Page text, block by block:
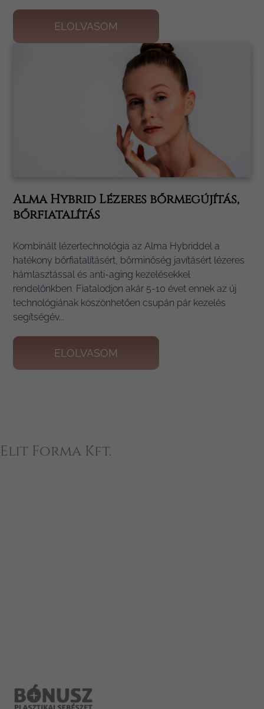
ELOLVASOM
Alma Hybrid Lézeres bőrmegújítás,
bőrfiatalítás
Kombinált lézertechnológia az Alma Hybriddel a
hatékony bőrfiatalításért, bőrminőség javításért lézeres
hámlasztással és anti-aging kezelésekkel
rendelőnkben. Fiatalodjon akár 5-10 évet ennek az új
technológiának köszönhetően csupán pár kezelés
segítségév...
ELOLVASOM
Elit Forma Kft.
+